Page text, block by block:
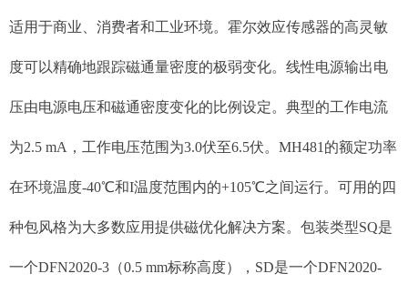
适用于商业、消费者和工业环境。霍尔效应传感器的高灵敏
度可以精确地跟踪磁通量密度的极弱变化。线性电源输出电
压由电源电压和磁通密度变化的比例设定。典型的工作电流
为2.5 mA，工作电压范围为3.0伏至6.5伏。MH481的额定功率
在环境温度-40℃和I温度范围内的+105℃之间运行。可用的四
种包风格为大多数应用提供磁优化解决方案。包装类型SQ是
一个DFN2020-3（0.5 mm标称高度），SD是一个DFN2020-